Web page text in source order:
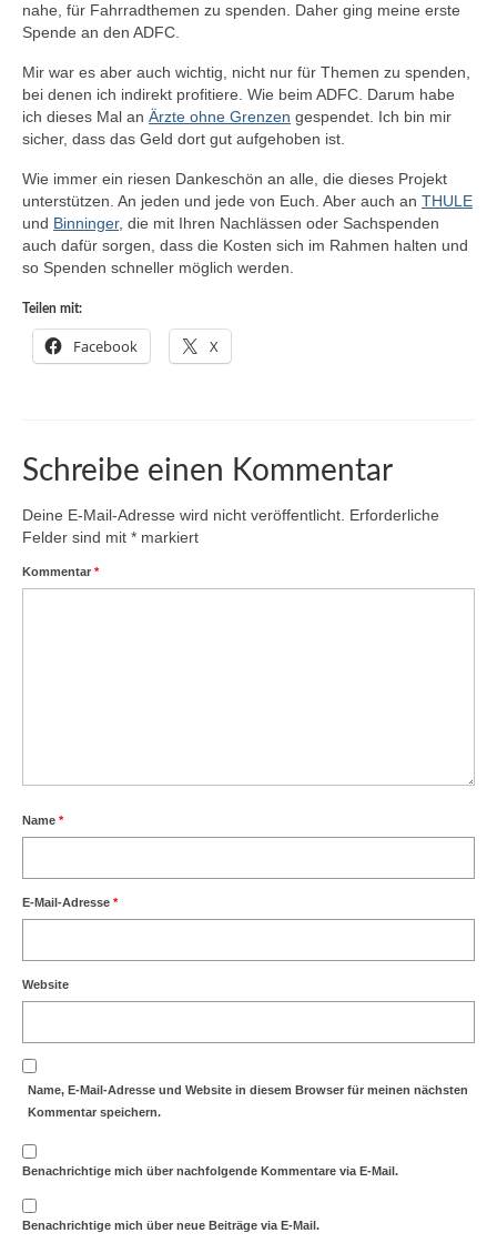
nahe, für Fahrradthemen zu spenden. Daher ging meine erste
Spende an den ADFC.
Mir war es aber auch wichtig, nicht nur für Themen zu spenden,
bei denen ich indirekt profitiere. Wie beim ADFC. Darum habe
ich dieses Mal an Ärzte ohne Grenzen gespendet. Ich bin mir
sicher, dass das Geld dort gut aufgehoben ist.
Wie immer ein riesen Dankeschön an alle, die dieses Projekt
unterstützen. An jeden und jede von Euch. Aber auch an THULE
und Binninger, die mit Ihren Nachlässen oder Sachspenden
auch dafür sorgen, dass die Kosten sich im Rahmen halten und
so Spenden schneller möglich werden.
Teilen mit:
Facebook X
Schreibe einen Kommentar
Deine E-Mail-Adresse wird nicht veröffentlicht. Erforderliche
Felder sind mit * markiert
Kommentar *
Name *
E-Mail-Adresse *
Website
Name, E-Mail-Adresse und Website in diesem Browser für meinen nächsten
Kommentar speichern.
Benachrichtige mich über nachfolgende Kommentare via E-Mail.
Benachrichtige mich über neue Beiträge via E-Mail.